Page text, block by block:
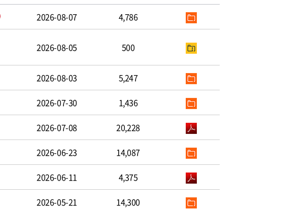
2026-08-07 4,786
2026-08-05 500
2026-08-03 5,247
2026-07-30 1,436
2026-07-08 20,228
2026-06-23 14,087
2026-06-11 4,375
2026-05-21 14,300